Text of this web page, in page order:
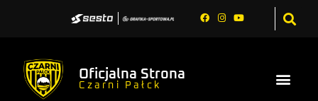
Oficjalna Strona
Czarni Pałck